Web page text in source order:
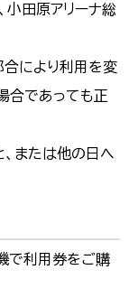
小田原アリーナ総
合により利用を変
合であっても正
または他の日へ
で利用券をご購